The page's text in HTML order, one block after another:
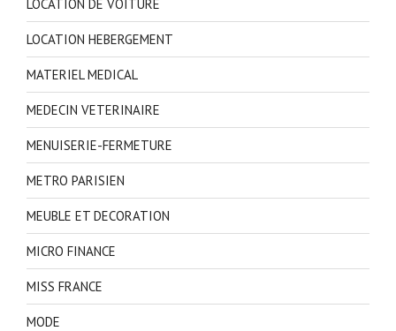
LOCATION DE VOITURE
LOCATION HEBERGEMENT
MATERIEL MEDICAL
MEDECIN VETERINAIRE
MENUISERIE-FERMETURE
METRO PARISIEN
MEUBLE ET DECORATION
MICRO FINANCE
MISS FRANCE
MODE